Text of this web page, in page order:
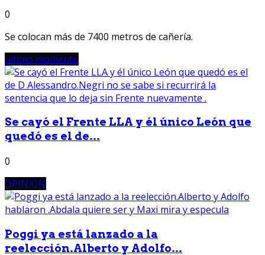
0
Se colocan más de 7400 metros de cañería.
ultimo momento
Se cayó el Frente LLA y él único León que
quedó es el de...
0
OPINION
Poggi ya está lanzado a la
reelección.Alberto y Adolfo...